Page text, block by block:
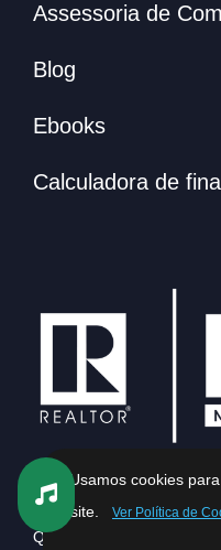
Assessoria de
Blog
Ebooks
Calculadora de
Canal no
Quer ficar por dentro dos
Usamos cookies
site. Ver Política de